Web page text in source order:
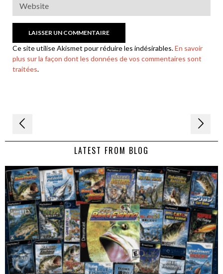
Ce site utilise Akismet pour réduire les indésirables.En savoir
plus sur la façon dont les données de vos commentaires sont
traitées.
Navigation
de LATEST FROM BLOG